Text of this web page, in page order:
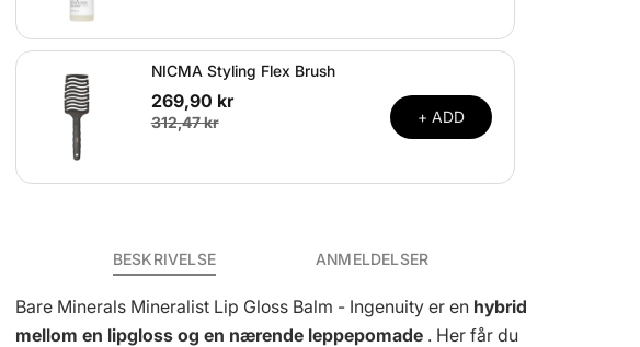
NICMA Styling Flex Brush
269,90 kr
312,47 kr + ADD
BESKRIVELSE ANMELDELSER
Bare Minerals Mineralist Lip Gloss Balm - Ingenuity er en hybrid
mellom en lipgloss og en nærende leppepomade . Her får du